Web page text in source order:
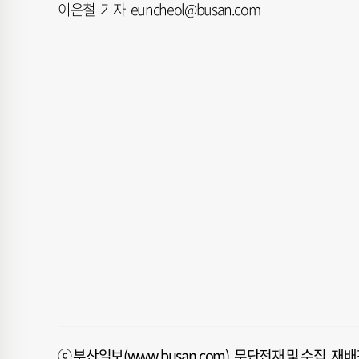
이은철 기자 euncheol@busan.com